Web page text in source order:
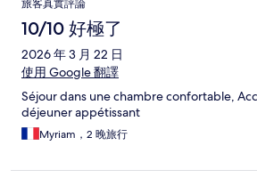
旅客真實評論
10/10 好極了
2026 年 3 月 22 日
使用 Google 翻譯
Séjour dans une chambre confortable,
déjeuner appétissant
Myriam，2 晚旅行